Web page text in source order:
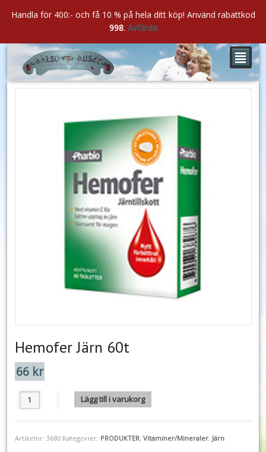
²
Hemofer Järn 60t
66 kr
Hemofer Järn 60t mängdLägg till i varukorg
Artikelnr: 3680 Kategorier: PRODUKTER, Vitaminer/Mineraler, Järn
Handla för 400:- och få 10 % på hela ditt köp! Använd rabattkod
998. Avfärda